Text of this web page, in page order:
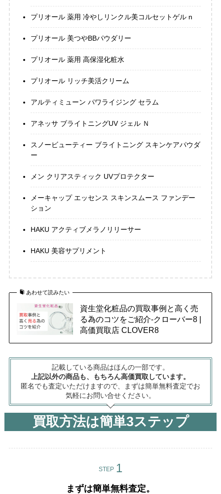
プリオール 薬用 冷やしリンクル美コルセットゲル n
プリオール 美つやBBパウダリー
プリオール 薬用 高保湿化粧水
プリオール リッチ美活クリーム
アルティミューン パワライジング セラム
アネッサ ブライトニングUV ジェル Ｎ
スノービューティー ブライトニング スキンケアパウダ
ー
メン クリアスティック UVプロテクター
メーキャップ エッセンス スキンスムース ファンデー
ション
HAKU アクティブメラノリリーサー
HAKU 美容サプリメント
あわせて読みたい
資生堂化粧品の買取事例と高く売
る為のコツをご紹介-クローバー8 |
高価買取店 CLOVER8
記載している商品はほんの一部です。
上記以外の商品も、もちろん高価買取しています。
匿名でも査定いただけますので、まずは簡単無料査定でお
気軽にお問い合せください。
買取方法は簡単3ステップ
STEP
まずは簡単無料査定。